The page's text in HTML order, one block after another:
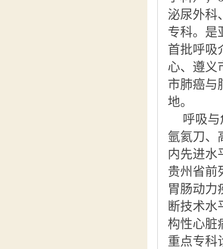
泌尿外科
专科。是
首批呼吸
心、遵义
市肺癌与
地。
呼吸
氩氦刀、
内先进水
贵州省前
胃肠动力
断技术水
构性心脏
重点专科